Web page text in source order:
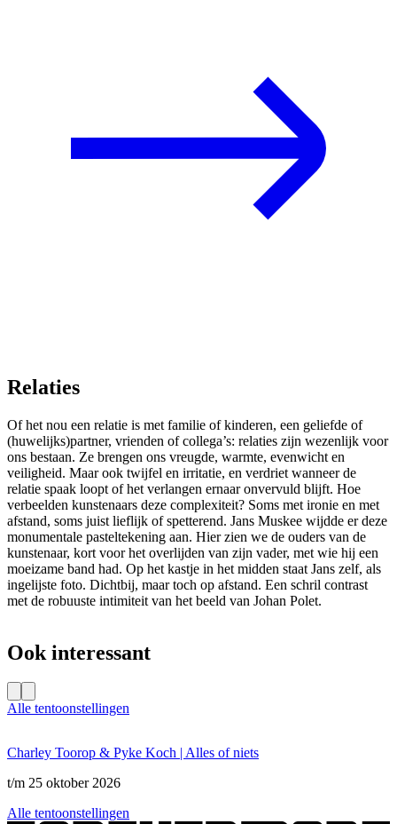
Relaties
Of het nou een relatie is met familie of kinderen, een geliefde of
(huwelijks)partner, vrienden of collega’s: relaties zijn wezenlijk voor
ons bestaan. Ze brengen ons vreugde, warmte, evenwicht en
veiligheid. Maar ook twijfel en irritatie, en verdriet wanneer de
relatie spaak loopt of het verlangen ernaar onvervuld blijft. Hoe
verbeelden kunstenaars deze complexiteit? Soms met ironie en met
afstand, soms juist lieflijk of spetterend. Jans Muskee wijdde er deze
monumentale pasteltekening aan. Hier zien we de ouders van de
kunstenaar, kort voor het overlijden van zijn vader, met wie hij een
moeizame band had. Op het kastje in het midden staat Jans zelf, als
ingelijste foto. Dichtbij, maar toch op afstand. Een schril contrast
met de robuuste intimiteit van het beeld van Johan Polet.
Ook interessant
Alle tentoonstellingen
Charley Toorop & Pyke Koch | Alles of niets
t/m 25 oktober 2026
Alle tentoonstellingen